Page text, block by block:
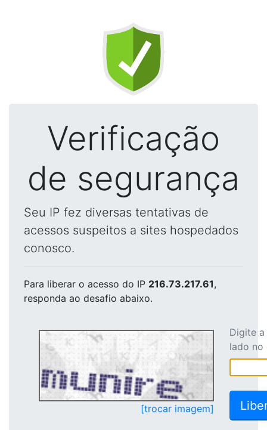
Verificação
de segurança
Seu IP fez diversas tentativas de
acessos suspeitos a sites hospedados
conosco.
Para liberar o acesso do IP 216.73.217.61,
responda ao desafio abaixo.
[trocar imagem]
Digite
lado no